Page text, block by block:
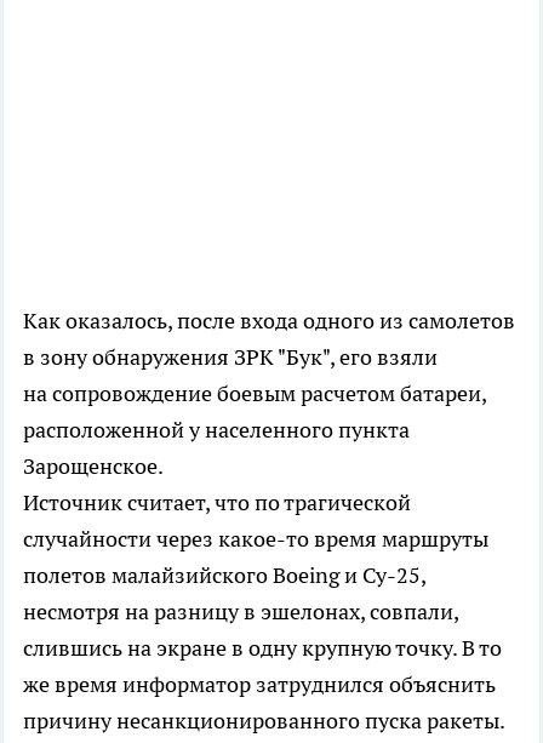
Как оказалось, после входа одного из самолетов
в зону обнаружения ЗРК "Бук", его взяли
на сопровождение боевым расчетом батареи,
расположенной у населенного пункта
Зарощенское.
Источник считает, что по трагической
случайности через какое-то время маршруты
полетов малайзийского Boeing и Су-25,
несмотря на разницу в эшелонах, совпали,
слившись на экране в одну крупную точку. В то
же время информатор затруднился объяснить
причину несанкционированного пуска ракеты.